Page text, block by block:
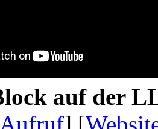
auf der